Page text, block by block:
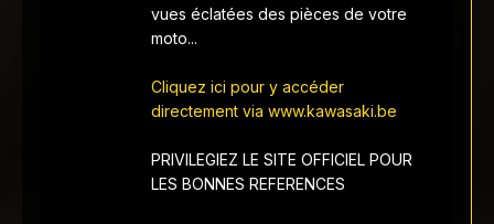
vues éclatées des pièces de votre
moto...
Cliquez ici pour y accéder
directement via www.kawasaki.be
PRIVILEGIEZ LE SITE OFFICIEL POUR
LES BONNES REFERENCES